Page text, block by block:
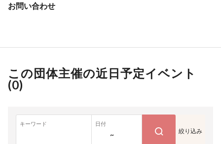
お問い合わせ
この団体主催の近日予定イベント
(0)
キーワード 日付
~ 絞り込み